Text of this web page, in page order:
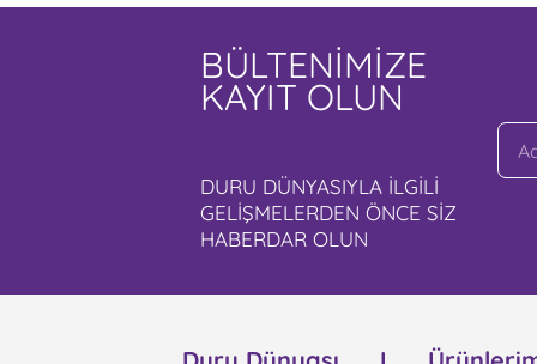
BÜLTENİMİZE
KAYIT OLUN
DURU DÜNYASIYLA İLGİLİ
GELİŞMELERDEN ÖNCE SİZ
HABERDAR OLUN